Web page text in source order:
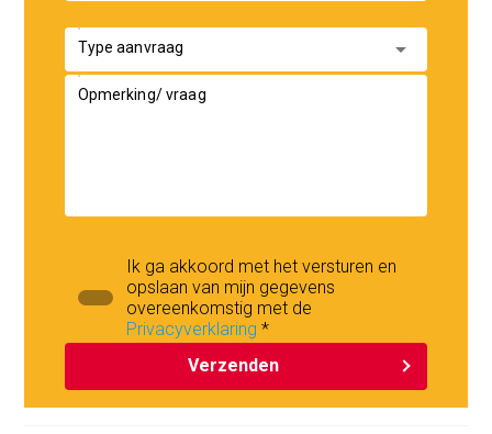
Type aanvraag arrow_drop_down
Opmerking/ vraag
Ik ga akkoord met het versturen en
opslaan van mijn gegevens
overeenkomstig met de
Privacyverklaring *
Verzenden